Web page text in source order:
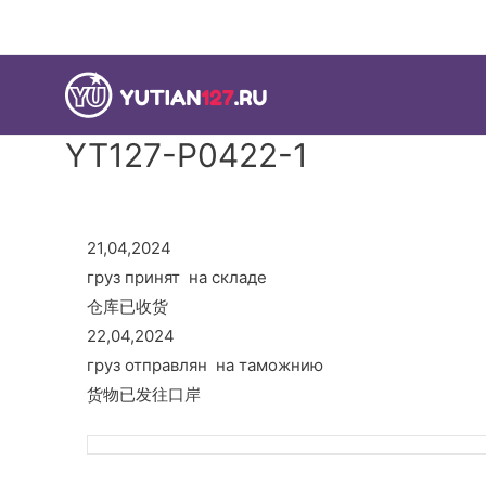
YT127-P0422-1
21,04,2024
груз принят на складе
仓库已收货
22,04,2024
груз отправлян на таможнию
货物已发往口岸